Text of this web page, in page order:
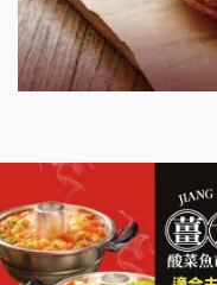
出櫃加盟說明會
千香漢堡加盟說明
拉亞漢堡加盟說明
杜芳子古味茶鋪加